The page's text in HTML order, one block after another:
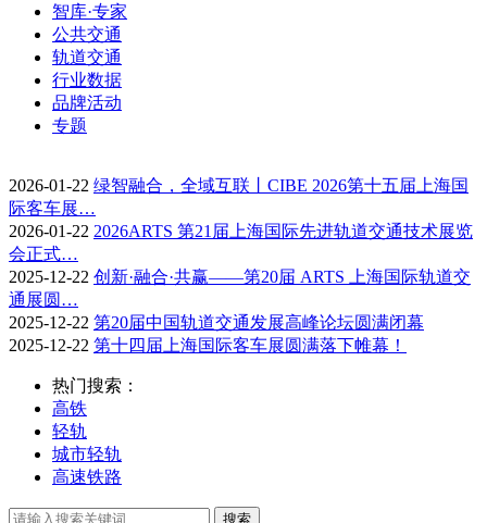
智库·专家
公共交通
轨道交通
行业数据
品牌活动
专题
2026-01-22 绿智融合，全域互联丨CIBE 2026第十五届上海国
际客车展…
2026-01-22 2026ARTS 第21届上海国际先进轨道交通技术展览
会正式…
2025-12-22 创新·融合·共赢——第20届 ARTS 上海国际轨道交
通展圆…
2025-12-22 第20届中国轨道交通发展高峰论坛圆满闭幕
2025-12-22 第十四届上海国际客车展圆满落下帷幕！
热门搜索：
高铁
轻轨
城市轻轨
高速铁路